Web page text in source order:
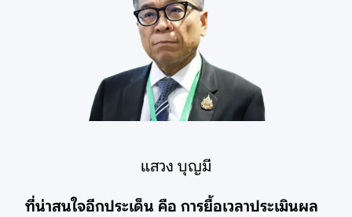
แสวง บุญมี
ที่น่าสนใจอีกประเด็น คือ การยื้อเวลาประเมินผล